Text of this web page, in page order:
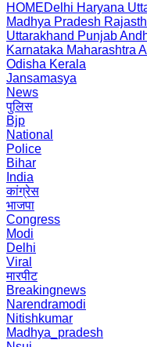
HOMEDelhi Haryana
Madhya Pradesh
Uttarakhand Punjab
Karnataka Maharashtra
Odisha Kerala
Jansamasya
News
पुलिस
Bjp
National
Police
Bihar
India
कांग्रेस
भाजपा
Congress
Modi
Delhi
Viral
मारपीट
Breakingnews
Narendramodi
Nitishkumar
Madhya_pradesh